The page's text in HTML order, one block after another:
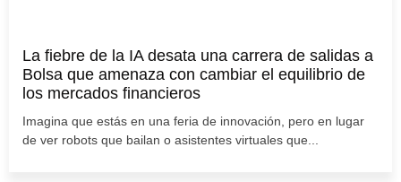
La fiebre de la IA desata una carrera de salidas a
Bolsa que amenaza con cambiar el equilibrio de
los mercados financieros
Imagina que estás en una feria de innovación, pero en lugar
de ver robots que bailan o asistentes virtuales que...